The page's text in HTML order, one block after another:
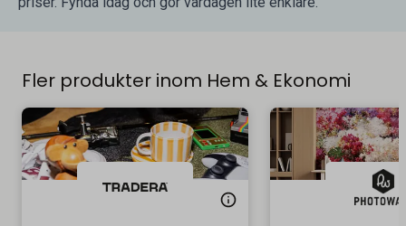
Fler produkter inom Hem & Ekonomi